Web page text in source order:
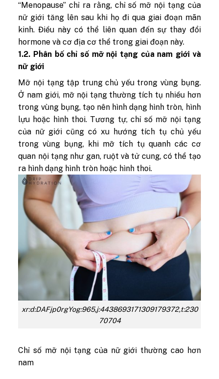
“Menopause” chỉ ra rằng, chỉ số mỡ nội tạng của
nữ giới tăng lên sau khi họ đi qua giai đoạn mãn
kinh. Điều này có thể liên quan đến sự thay đổi
hormone và cơ địa cơ thể trong giai đoạn này.
1.2. Phân bố chỉ số mỡ nội tạng của nam giới và
nữ giới
Mỡ nội tạng tập trung chủ yếu trong vùng bụng.
Ở nam giới, mỡ nội tạng thường tích tụ nhiều hơn
trong vùng bụng, tạo nên hình dạng hình tròn, hình
lựu hoặc hình thoi. Tương tự, chỉ số mỡ nội tạng
của nữ giới cũng có xu hướng tích tụ chủ yếu
trong vùng bụng, khi mỡ tích tụ quanh các cơ
quan nội tạng như gan, ruột và tử cung, có thể tạo
ra hình dạng hình tròn hoặc hình thoi.
xr:d:DAFjp0rgYog:965,j:4438693171309179372,t:230
70704
Chỉ số mỡ nội tạng của nữ giới thường cao hơn
nam